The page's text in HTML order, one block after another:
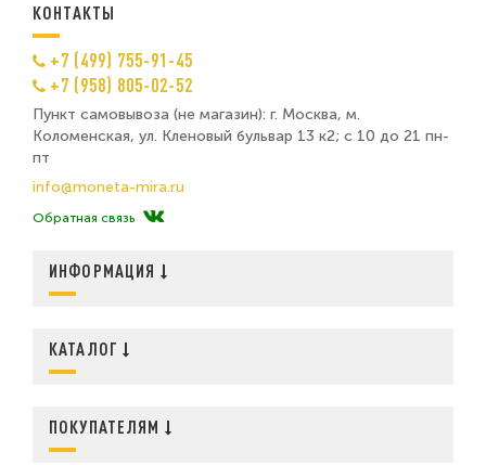
КОНТАКТЫ
+7 (499) 755-91-45
+7 (958) 805-02-52
Пункт самовывоза (не магазин): г. Москва, м.
Коломенская, ул. Кленовый бульвар 13 к2; с 10 до 21 пн-
пт
info@moneta-mira.ru
Обратная связь
ИНФОРМАЦИЯ
КАТАЛОГ
ПОКУПАТЕЛЯМ